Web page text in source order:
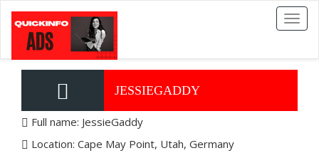
Toggle
JESSIEGADDY
Full name: JessieGaddy
Location: Cape May Point, Utah, Germany